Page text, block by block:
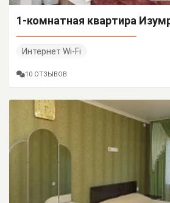
1-комнатная квартира
Интернет Wi-Fi
10 ОТЗЫВОВ